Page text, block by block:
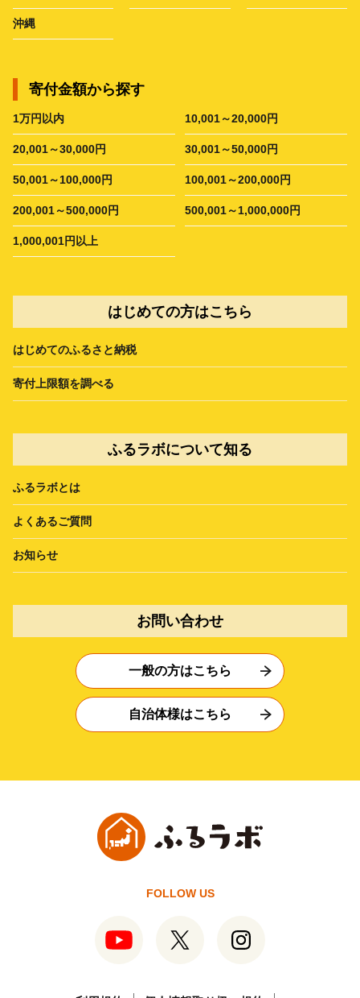
沖縄
寄付金額から探す
1万円以内 10,001～20,000円
20,001～30,000円 30,001～50,000円
50,001～100,000円 100,001～200,000円
200,001～500,000円 500,001～1,000,000円
1,000,001円以上
はじめての方はこちら
はじめてのふるさと納税
寄付上限額を調べる
ふるラボについて知る
ふるラボとは
よくあるご質問
お知らせ
お問い合わせ
一般の方はこちら
自治体様はこちら
FOLLOW US